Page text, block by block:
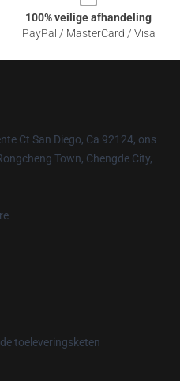
100% veilige afhandeling
PayPal / MasterCard / Visa
Ct San Diego, Ca 92124, ons
Town, Chengde City,
toeleveringsketen